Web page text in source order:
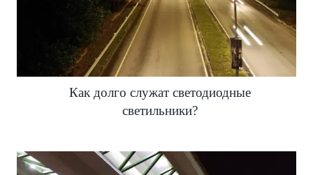
Как долго служат светодиодные
светильники?